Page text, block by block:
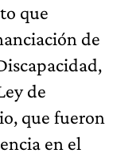
que
de
de
que fueron
en el